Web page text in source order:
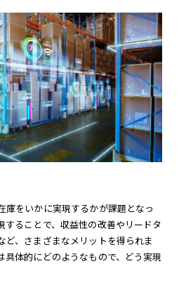
庫をいかに実現するかが課題となっ
することで、収益性の改善やリードタ
ど、さまざまなメリットを得られま
具体的にどのようなもので、どう実現